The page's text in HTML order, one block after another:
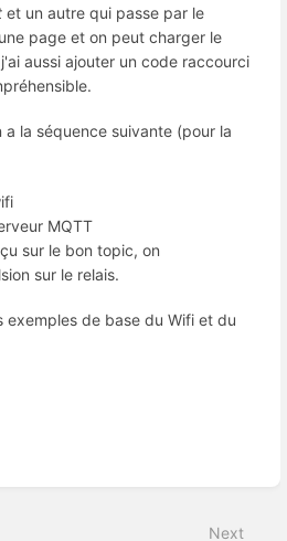
et un autre qui passe par le
page et on peut charger le
aussi ajouter un code raccourci
a la séquence suivante (pour la
MQTT
sur le bon topic, on
sur le relais.
exemples de base du Wifi et du
Next